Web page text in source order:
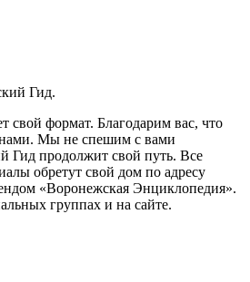
Гид.
свой формат. Благодарим вас, что
Мы не спешим с вами
Гид продолжит свой путь. Все
обретут свой дом по адресу
«Воронежская Энциклопедия».
группах и на сайте.